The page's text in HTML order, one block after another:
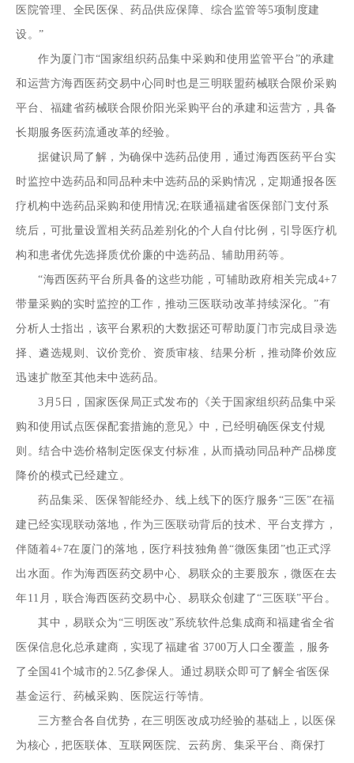
医院管理、全民医保、药品供应保障、综合监管等5项制度建
设。”
作为厦门市“国家组织药品集中采购和使用监管平台”的承建
和运营方海西医药交易中心同时也是三明联盟药械联合限价采购
平台、福建省药械联合限价阳光采购平台的承建和运营方，具备
长期服务医药流通改革的经验。
据健识局了解，为确保中选药品使用，通过海西医药平台实
时监控中选药品和同品种未中选药品的采购情况，定期通报各医
疗机构中选药品采购和使用情况;在联通福建省医保部门支付系
统后，可批量设置相关药品差别化的个人自付比例，引导医疗机
构和患者优先选择质优价廉的中选药品、辅助用药等。
“海西医药平台所具备的这些功能，可辅助政府相关完成4+7
带量采购的实时监控的工作，推动三医联动改革持续深化。”有
分析人士指出，该平台累积的大数据还可帮助厦门市完成目录选
择、遴选规则、议价竞价、资质审核、结果分析，推动降价效应
迅速扩散至其他未中选药品。
3月5日，国家医保局正式发布的《关于国家组织药品集中采
购和使用试点医保配套措施的意见》中，已经明确医保支付规
则。结合中选价格制定医保支付标准，从而撬动同品种产品梯度
降价的模式已经建立。
药品集采、医保智能经办、线上线下的医疗服务“三医”在福
建已经实现联动落地，作为三医联动背后的技术、平台支撑方，
伴随着4+7在厦门的落地，医疗科技独角兽“微医集团”也正式浮
出水面。作为海西医药交易中心、易联众的主要股东，微医在去
年11月，联合海西医药交易中心、易联众创建了“三医联”平台。
其中，易联众为“三明医改”系统软件总集成商和福建省全省
医保信息化总承建商，实现了福建省 3700万人口全覆盖，服务
了全国41个城市的2.5亿参保人。通过易联众即可了解全省医保
基金运行、药械采购、医院运行等情。
三方整合各自优势，在三明医改成功经验的基础上，以医保
为核心，把医联体、互联网医院、云药房、集采平台、商保打